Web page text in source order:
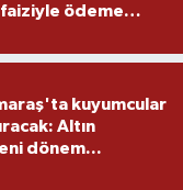
faiziyle ödeme
kuyumcular
Altın
dönem...